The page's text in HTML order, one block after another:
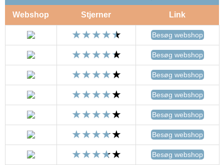
Webshop Stjerner Link
Besøg webshop
Besøg webshop
Besøg webshop
Besøg webshop
Besøg webshop
Besøg webshop
Besøg webshop